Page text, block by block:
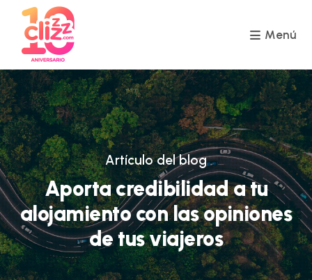
contenido
Menú
Artículo del blog
Aporta credibilidad a tu
alojamiento con las opiniones
de tus viajeros